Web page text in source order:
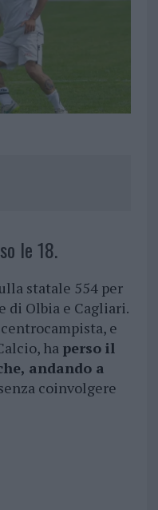
le 18.
statale 554 per
di Olbia e Cagliari.
e
ha perso il
andando a
coinvolgere